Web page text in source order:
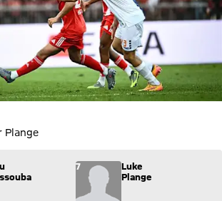
Plange
Diarrassouba (11) kommt für Luke Plange
7
Luke
Plange